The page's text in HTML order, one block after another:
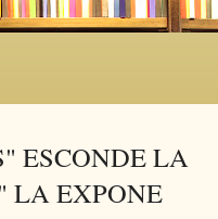
ESCONDE LA
LA EXPONE